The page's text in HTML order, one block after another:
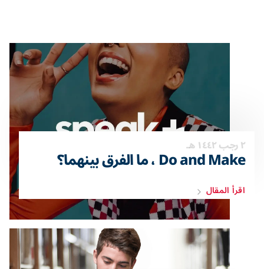
Do and Make ، ما الفرق بينهما؟
اقرأ المقال